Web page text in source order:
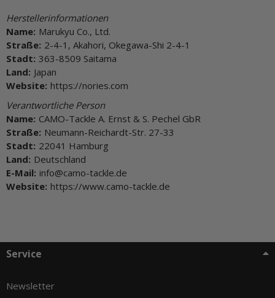
Herstellerinformationen
Name: Marukyu Co., Ltd.
Straße: 2-4-1, Akahori, Okegawa-Shi 2-4-1
Stadt: 363-8509 Saitama
Land: Japan
Website: https://nories.com
Verantwortliche Person
Name: CAMO-Tackle A. Ernst & S. Pechel GbR
Straße: Neumann-Reichardt-Str. 27-33
Stadt: 22041 Hamburg
Land: Deutschland
E-Mail: info@camo-tackle.de
Website: https://www.camo-tackle.de
Service
Newsletter